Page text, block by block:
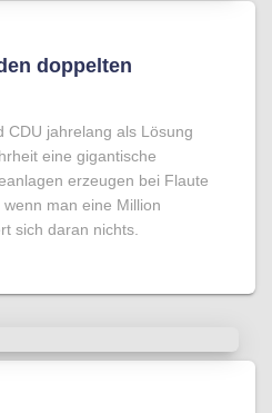
doppelten
CDU jahrelang als Lösung
eine gigantische
erzeugen bei Flaute
man eine Million
sich daran nichts.